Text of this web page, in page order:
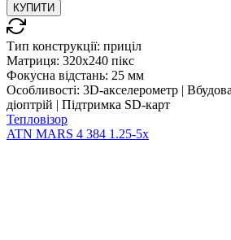
КУПИТИ
Тип конструкції: приціл
Матриця: 320x240 пікс
Фокусна відстань: 25 мм
Особливості: 3D-акселерометр |
діоптрій | Підтримка SD-карт
Тепловізор
ATN MARS 4 384 1.25-5x